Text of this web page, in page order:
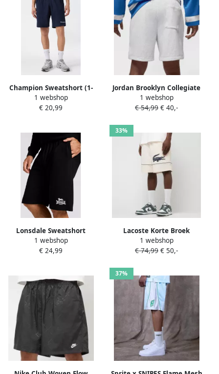
Champion Sweatshort (1-
delig)
1 webshop
€ 20,99
Jordan Brooklyn Collegiate
Shorts Men Sportshorts
grijs Maat XL Kleding
1 webshop
€ 54,99 € 40,-
Lonsdale Sweatshort
FENCOTE (1-delig)
1 webshop
€ 24,99
33%
Lacoste Korte Broek
PRINTED DIAMOND TAFFETA
TENNIS SHORTS
1 webshop
€ 74,99 € 50,-
37%